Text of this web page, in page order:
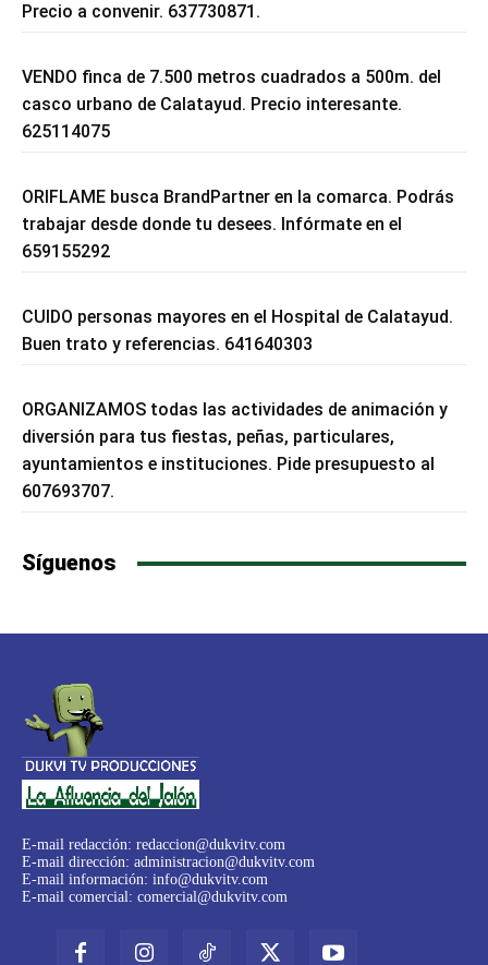
Precio a convenir. 637730871.
VENDO finca de 7.500 metros cuadrados a 500m. del
casco urbano de Calatayud. Precio interesante.
625114075
ORIFLAME busca BrandPartner en la comarca. Podrás
trabajar desde donde tu desees. Infórmate en el
659155292
CUIDO personas mayores en el Hospital de Calatayud.
Buen trato y referencias. 641640303
ORGANIZAMOS todas las actividades de animación y
diversión para tus fiestas, peñas, particulares,
ayuntamientos e instituciones. Pide presupuesto al
607693707.
Síguenos
E-mail redacción: redaccion@dukvitv.com
E-mail dirección: administracion@dukvitv.com
E-mail información: info@dukvitv.com
E-mail comercial: comercial@dukvitv.com